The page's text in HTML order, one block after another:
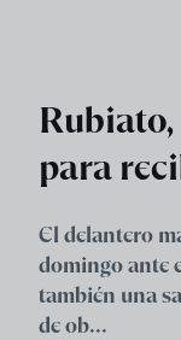
para
El delantero
domingo ante
también una
de ob...